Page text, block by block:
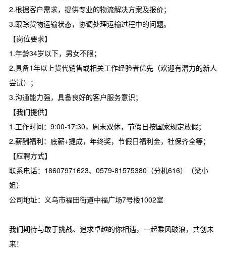
2.根据客户需求，提供专业的物流解决方案及报价；
3.跟踪货物运输状态，协调处理运输过程中的问题。
【岗位要求】
1.年龄34岁以下，男女不限；
2.具备1年以上货代销售或相关工作经验者优先（欢迎有潜力的新人
尝试）；
3.沟通能力强，具备良好的客户服务意识；
【我们提供】
1.工作时间：9:00-17:30，周末双休，节假日按国家规定放假；
2.薪酬福利：底薪+提成，年终奖，节假日福利金，社保齐全等；
【应聘方式】
联系电话：18607971623、0579-81575380（分机616）（梁小
姐）
公司地址：义乌市福田街道中福广场7号楼1002室
我们期待与敢于挑战、追求卓越的你相遇，一起乘风破浪，共创未
来！